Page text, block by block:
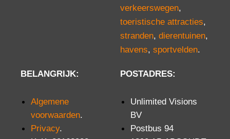
verkeerswegen,
toeristische attracties,
stranden, dierentuinen,
havens, sportvelden.
BELANGRIJK:
Algemene
voorwaarden.
Privacy.
POSTADRES:
Unlimited Visions
BV
Postbus 94